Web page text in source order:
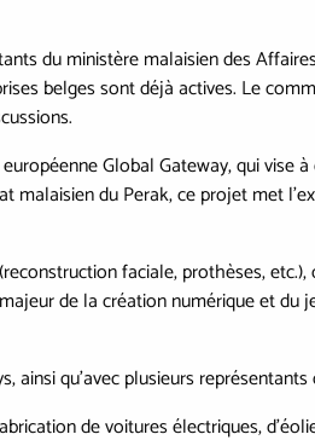
du ministère malaisien des
belges sont déjà actives. Le
Global Gateway, qui vise
malaisien du Perak, ce projet met
faciale, prothèses, etc.),
de la création numérique et du
ainsi qu’avec plusieurs
de voitures électriques,